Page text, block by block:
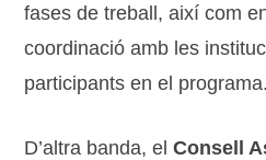
fases de treball, així com
coordinació amb les
participants en el programa.
D’altra banda, elConsell